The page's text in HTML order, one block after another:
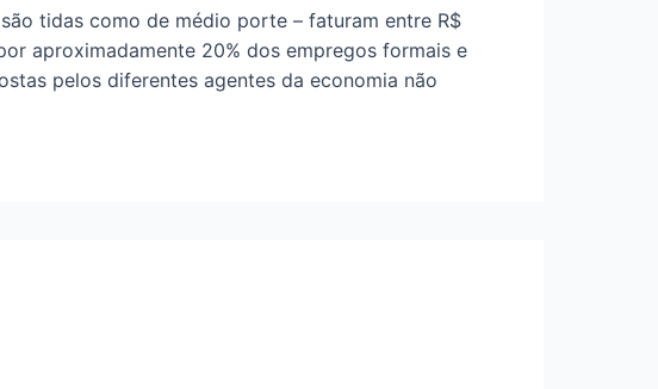
tidas como de médio porte – faturam entre R$
aproximadamente 20% dos empregos formais e
pelos diferentes agentes da economia não